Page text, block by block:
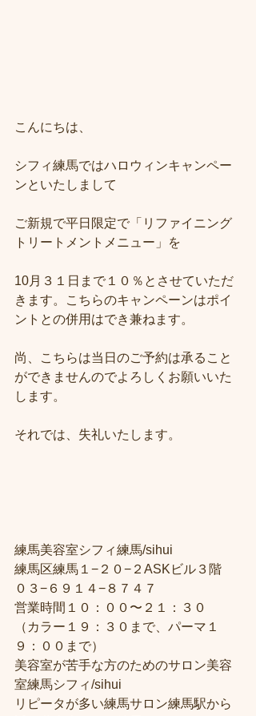
こんにちは、
シフィ練馬ではハロウィンキャンペー
ンといたしまして
ご新規で平日限定で「リファイニング
トリートメントメニュー」を
10月３１日まで１０％とさせていただ
きます。こちらのキャンペーンはポイ
ントとの併用はでき兼ねます。
尚、こちらは当日のご予約は承ること
ができませんのでよろしくお願いいた
します。
それでは、失礼いたします。
練馬美容室シフィ練馬/sihui
練馬区練馬１−２０−２ASKビル３階
０３−６９１４−８７４７
営業時間１０：００〜２１：３０
（カラー１９：３０まで、パーマ１
９：００まで）
美容室が苦手な方のためのサロン美容
室練馬シフィ/sihui
リピータが多い練馬サロン練馬駅から